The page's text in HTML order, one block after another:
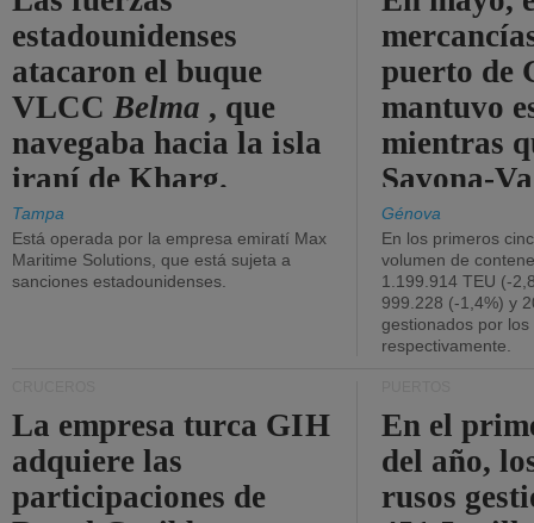
estadounidenses
atacaron el buque
VLCCBelma , que
navegaba hacia la isla
iraní de Kharg.
Tampa
Está operada por la empresa emiratí Max
Maritime Solutions, que está sujeta a
sanciones estadounidenses.
puerto de
mantuvo
mientras
Savona-
Génova
En los primeros
volumen de
1.199.914 TEU (-
999.228 (-1,4%) y
gestionados por
respectivamente.
La empresa turca GIH
adquiere las
participaciones de
En el
del año,
rusos